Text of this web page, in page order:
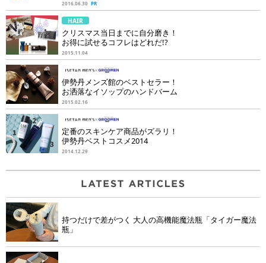
2016.06.30 PR
HAIR
クリスマス当日までに自分磨き！
お得に試せるコフレはどれだ!?
2015.11.04
伊勢丹メンズ館のベストセラー！
お洒落なイソップのハンドバーム
2015.02.16
定番のスキンケア商品がズラリ！
伊勢丹ベストコスメ2014
2014.12.29
持つだけで差がつく 大人の高機能魔法瓶「タイガー魔法
瓶」